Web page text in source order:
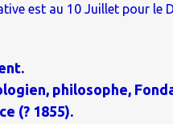
est au 10 Juillet pour le
philosophe,
(? 1855).